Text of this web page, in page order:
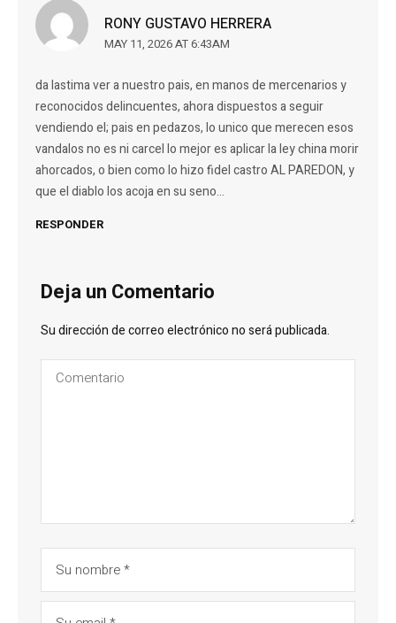
RONY GUSTAVO HERRERA
MAY 11, 2026 AT 6:43AM
da lastima ver a nuestro pais, en manos de mercenarios y
reconocidos delincuentes, ahora dispuestos a seguir
vendiendo el; pais en pedazos, lo unico que merecen esos
vandalos no es ni carcel lo mejor es aplicar la ley china morir
ahorcados, o bien como lo hizo fidel castro AL PAREDON, y
que el diablo los acoja en su seno…
RESPONDER
Deja un Comentario
Su dirección de correo electrónico no será publicada.